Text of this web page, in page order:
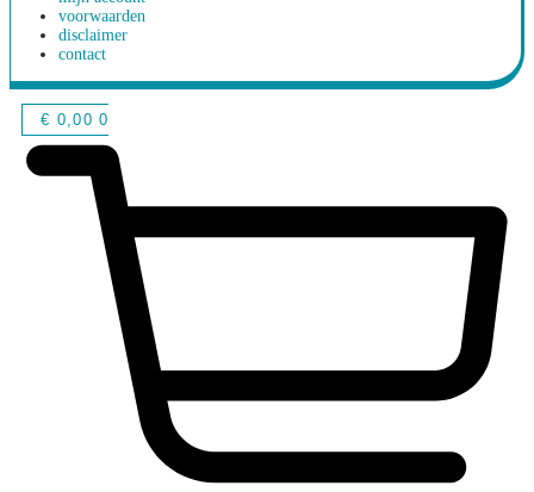
voorwaarden
disclaimer
contact
€ 0,00 0